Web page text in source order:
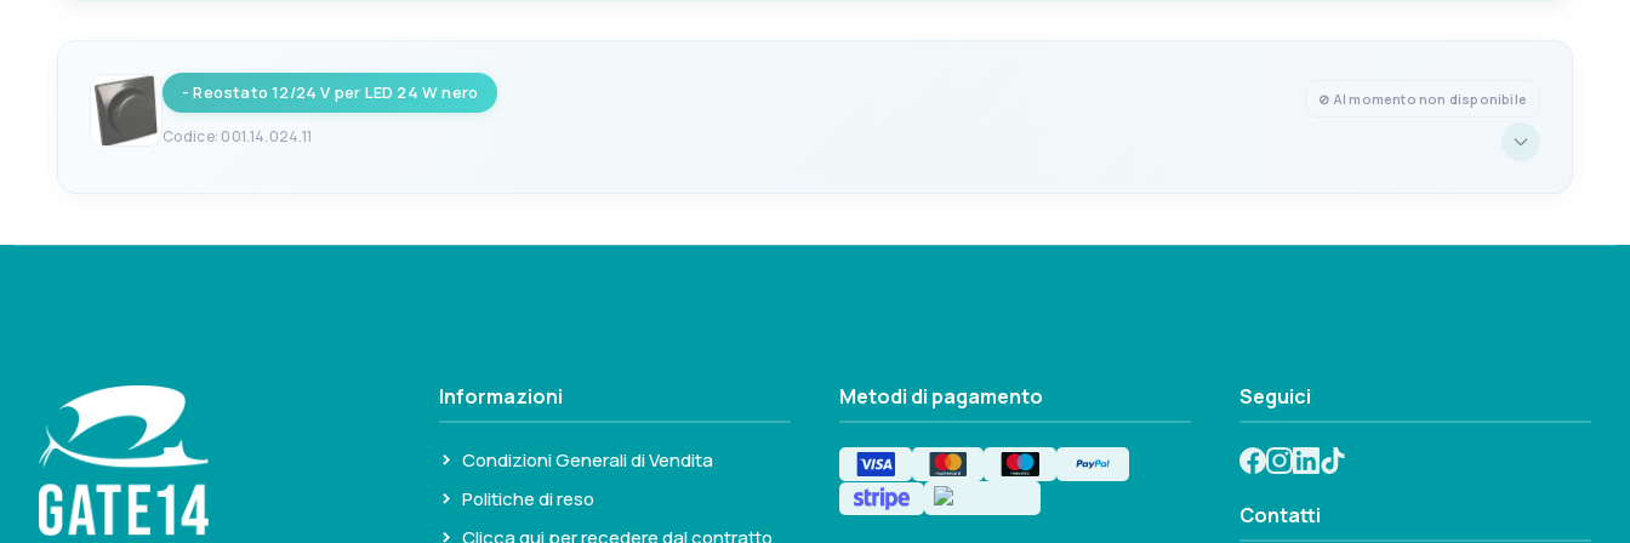
- Reostato 12/24 V per LED 24 W nero
Codice: 001.14.024.11
⊘ Al momento non disponibile
Informazioni
Condizioni Generali di Vendita
Politiche di reso
Metodi di pagamento Seguici
Contatti